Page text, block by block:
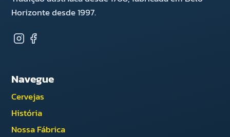
Horizonte desde 1997.
Navegue
Cervejas
História
Nossa Fábrica